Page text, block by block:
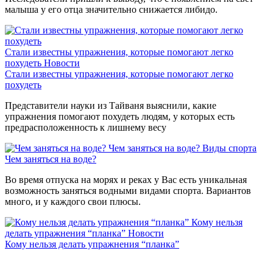
малыша у его отца значительно снижается либидо.
Стали известны упражнения, которые помогают легко
похудеть Новости
Стали известны упражнения, которые помогают легко
похудеть
Представители науки из Тайваня выяснили, какие
упражнения помогают похудеть людям, у которых есть
предрасположенность к лишнему весу
Чем заняться на воде? Виды спорта
Чем заняться на воде?
Во время отпуска на морях и реках у Вас есть уникальная
возможность заняться водными видами спорта. Вариантов
много, и у каждого свои плюсы.
Кому нельзя
делать упражнения “планка” Новости
Кому нельзя делать упражнения “планка”